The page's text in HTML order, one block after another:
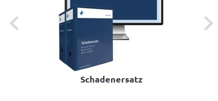
Previous Next
Schadenersatz